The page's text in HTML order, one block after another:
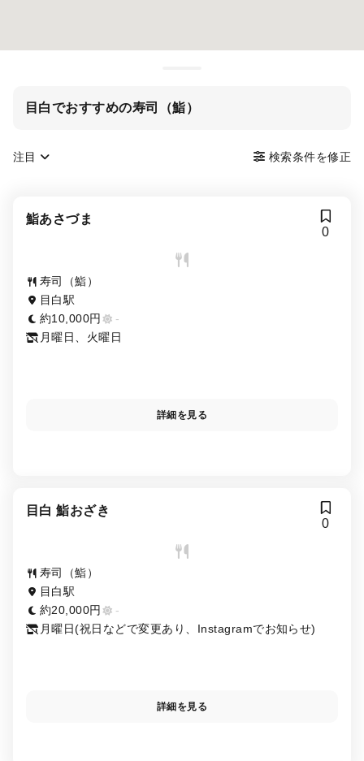
目白でおすすめの寿司（鮨）
注目 検索条件を修正
鮨あさづま
0
寿司（鮨）
目白駅
約10,000円
-
月曜日、火曜日
詳細を見る
目白 鮨おざき
0
寿司（鮨）
目白駅
約20,000円
-
月曜日(祝日などで変更あり、Instagramでお知らせ)
詳細を見る